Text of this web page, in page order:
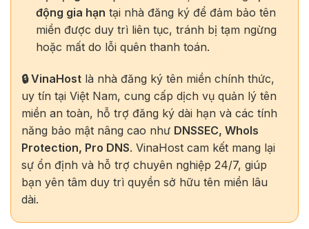
động gia hạn tại nhà đăng ký để đảm bảo tên
miền được duy trì liên tục, tránh bị tạm ngừng
hoặc mất do lỗi quên thanh toán.
🔒 VinaHost là nhà đăng ký tên miền chính thức,
uy tín tại Việt Nam, cung cấp dịch vụ quản lý tên
miền an toàn, hỗ trợ đăng ký dài hạn và các tính
năng bảo mật nâng cao như DNSSEC, WhoIs
Protection, Pro DNS. VinaHost cam kết mang lại
sự ổn định và hỗ trợ chuyên nghiệp 24/7, giúp
bạn yên tâm duy trì quyền sở hữu tên miền lâu
dài.